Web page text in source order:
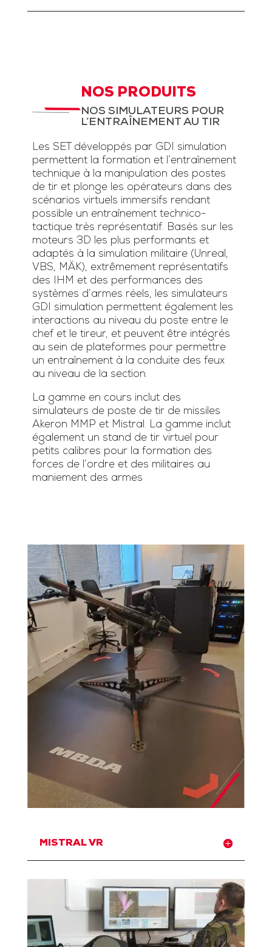
NOS PRODUITS
NOS SIMULATEURS POUR
L’ENTRAÎNEMENT AU TIR
Les SET développés par GDI simulation
permettent la formation et l’entraînement
technique à la manipulation des postes
de tir et plonge les opérateurs dans des
scénarios virtuels immersifs rendant
possible un entraînement technico-
tactique très représentatif. Basés sur les
moteurs 3D les plus performants et
adaptés à la simulation militaire (Unreal,
VBS, MÄK), extrêmement représentatifs
des IHM et des performances des
systèmes d’armes réels, les simulateurs
GDI simulation permettent également les
interactions au niveau du poste entre le
chef et le tireur, et peuvent être intégrés
au sein de plateformes pour permettre
un entraînement à la conduite des feux
au niveau de la section.
La gamme en cours inclut des
simulateurs de poste de tir de missiles
Akeron MMP et Mistral. La gamme inclut
également un stand de tir virtuel pour
petits calibres pour la formation des
forces de l’ordre et des militaires au
maniement des armes
MISTRAL VR